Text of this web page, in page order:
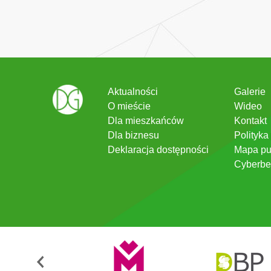
Aktualności
O mieście
Dla mieszkańców
Dla biznesu
Deklaracja dostępności
Galerie
Wideo
Kontakt
Mapa